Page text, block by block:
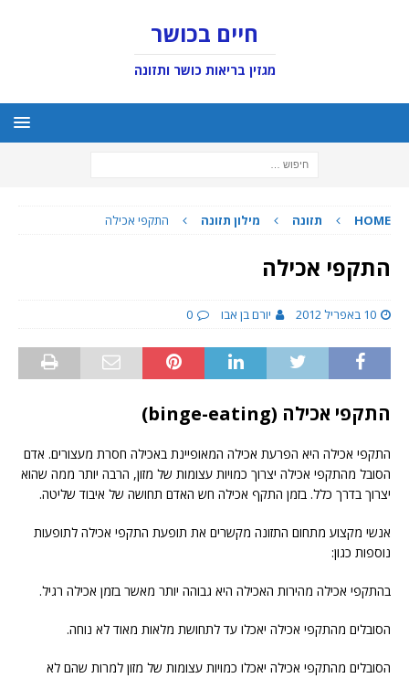
חיים בכושר
מגזין בריאות כושר ותזונה
HOME תזונה מילון תזונה התקפי אכילה
התקפי אכילה
10 באפריל 2012 יורם בן אבו 0
התקפי אכילה (binge-eating)
התקפי אכילה היא הפרעת אכילה המאופיינת באכילה חסרת מעצורים. אדם
הסובל מהתקפי אכילה יצרוך כמויות עצומות של מזון, הרבה יותר ממה שהוא
יצרוך בדרך כלל. בזמן התקף אכילה חש האדם תחושה של איבוד שליטה.
אנשי מקצוע מתחום התזונה מקשרים את תופעת התקפי אכילה לתופעות
נוספות כגון:
בהתקפי אכילה מהירות האכילה היא גבוהה יותר מאשר בזמן אכילה רגיל.
הסובלים מהתקפי אכילה יאכלו עד לתחושת מלאות מאוד לא נוחה.
הסובלים מהתקפי אכילה יאכלו כמויות עצומות של מזון למרות שהם לא